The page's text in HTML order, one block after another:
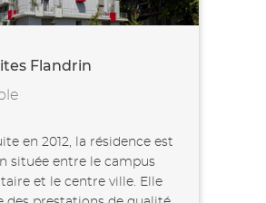
Flandrin
en 2012, la résidence est
située entre le campus
et le centre ville. Elle